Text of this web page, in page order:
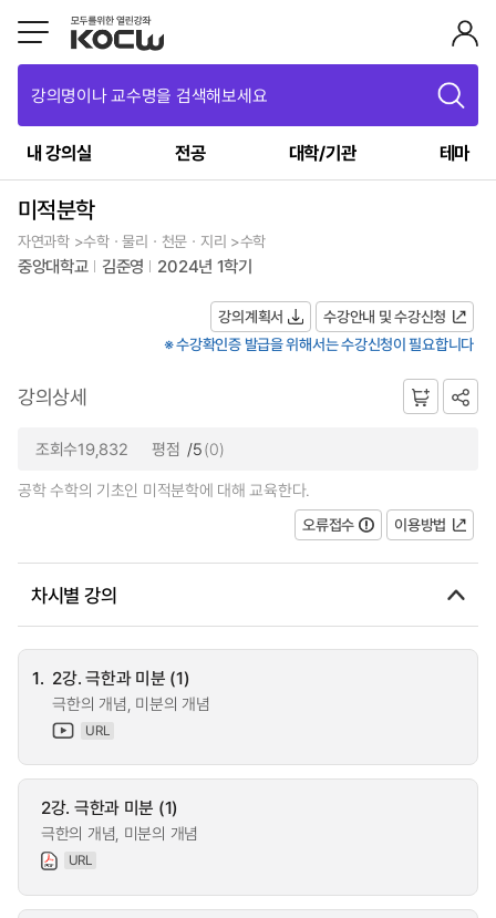
강의명이나 교수명을 검색해보세요
내 강의실 전공 대학/기관 테마
미적분학
자연과학 >수학ㆍ물리ㆍ천문ㆍ지리 >수학
중앙대학교 김준영 2024년 1학기
강의계획서
수강안내 및 수강신청
※ 수강확인증 발급을 위해서는 수강신청이 필요합니다
강의상세
조회수19,832 평점 /5(0)
공학 수학의 기초인 미적분학에 대해 교육한다.
오류접수
이용방법
차시별 강의
1. 2강. 극한과 미분 (1)
극한의 개념, 미분의 개념
URL
2강. 극한과 미분 (1)
극한의 개념, 미분의 개념
URL